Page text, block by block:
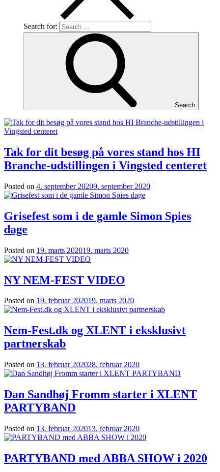
Search for:
Search
Tak for dit besøg på vores stand hos HI
Branche-udstillingen i Vingsted centeret
Posted on 4. september 20209. september 2020
Grisefest som i de gamle Simon Spies
dage
Posted on 19. marts 202019. marts 2020
NY NEM-FEST VIDEO
Posted on 19. februar 202019. marts 2020
Nem-Fest.dk og XLENT i eksklusivt
partnerskab
Posted on 13. februar 202028. februar 2020
Dan Sandhøj Fromm starter i XLENT
PARTYBAND
Posted on 13. februar 202013. februar 2020
PARTYBAND med ABBA SHOW i 2020